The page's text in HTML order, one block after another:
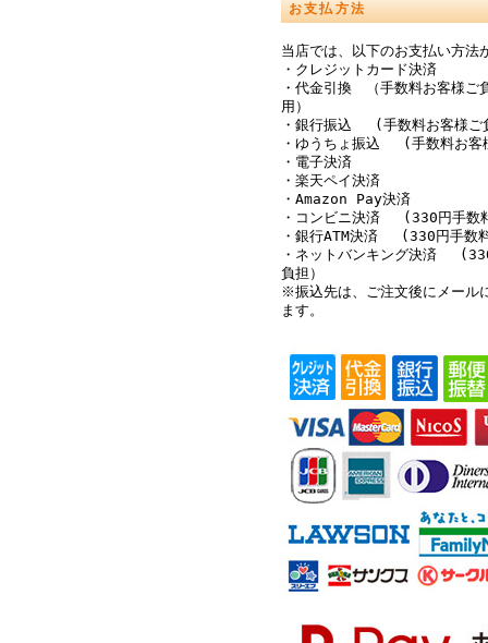
お支払方法
当店では、以下のお支払い方法
・クレジットカード決済
・代金引換 （手数料お客様ご
用）
・銀行振込 (手数料お客様ご
・ゆうちょ振込 (手数料お客
・電子決済
・楽天ペイ決済
・Amazon Pay決済
・コンビニ決済 (330円手数
・銀行ATM決済 (330円手数
・ネットバンキング決済
負担）
※振込先は、ご注文後にメール
ます。